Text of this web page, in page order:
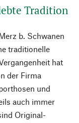
Tradition
b. Schwanen
traditionelle
hat
der Firma
und
auch immer
Original-